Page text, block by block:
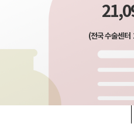
(전국 수술센